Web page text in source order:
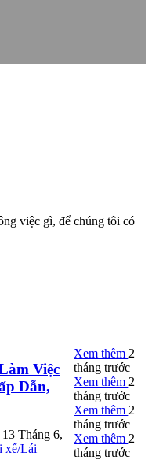
việc gì, để chúng tôi có
Việc
Dẫn,
13 Tháng 6,
xế/Lái
Xem thêm 2
tháng trước
Xem thêm 2
tháng trước
Xem thêm 2
tháng trước
Xem thêm 2
tháng trước